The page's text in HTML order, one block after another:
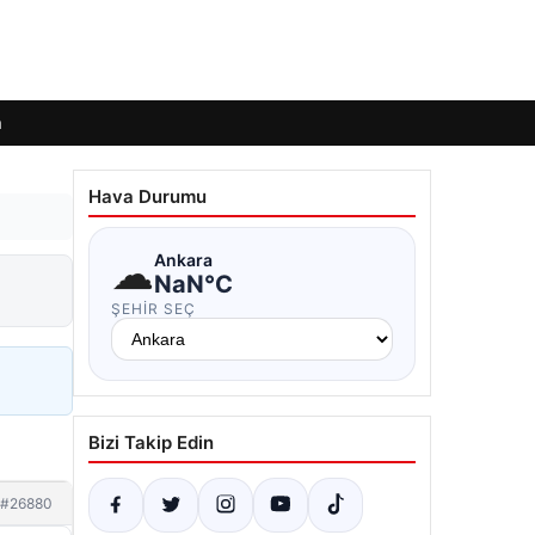
#26880
Hava Durumu
☁Ankara
NaN°C
ŞEHIR SEÇ
Bizi Takip Edin